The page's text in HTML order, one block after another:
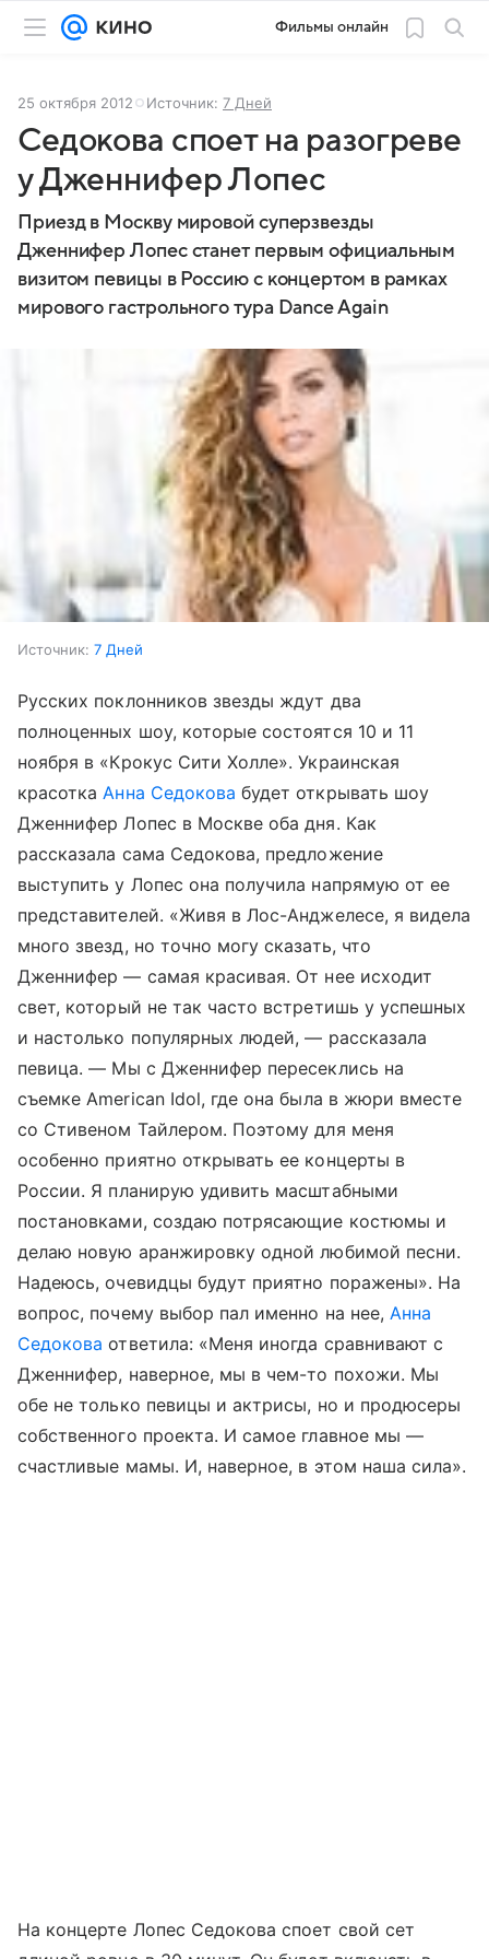
Фильмы онлайн
25 октября 2012 Источник: 7 Дней
Седокова споет на разогреве
у Дженнифер Лопес
Приезд в Москву мировой суперзвезды
Дженнифер Лопес станет первым официальным
визитом певицы в Россию с концертом в рамках
мирового гастрольного тура Dance Again
Источник: 7 Дней
Русских поклонников звезды ждут два
полноценных шоу, которые состоятся 10 и 11
ноября в «Крокус Сити Холле». Украинская
красоткаАнна Седокова будет открывать шоу
Дженнифер Лопес в Москве оба дня. Как
рассказала сама Седокова, предложение
выступить у Лопес она получила напрямую от ее
представителей. «Живя в Лос-Анджелесе, я видела
много звезд, но точно могу сказать, что
Дженнифер — самая красивая. От нее исходит
свет, который не так часто встретишь у успешных
и настолько популярных людей, — рассказала
певица. — Мы с Дженнифер пересеклись на
съемке American Idol, где она была в жюри вместе
со Стивеном Тайлером. Поэтому для меня
особенно приятно открывать ее концерты в
России. Я планирую удивить масштабными
постановками, создаю потрясающие костюмы и
делаю новую аранжировку одной любимой песни.
Надеюсь, очевидцы будут приятно поражены». На
вопрос, почему выбор пал именно на нее, Анна
Седокова ответила: «Меня иногда сравнивают с
Дженнифер, наверное, мы в чем-то похожи. Мы
обе не только певицы и актрисы, но и продюсеры
собственного проекта. И самое главное мы —
счастливые мамы. И, наверное, в этом наша сила».
На концерте Лопес Седокова споет свой сет